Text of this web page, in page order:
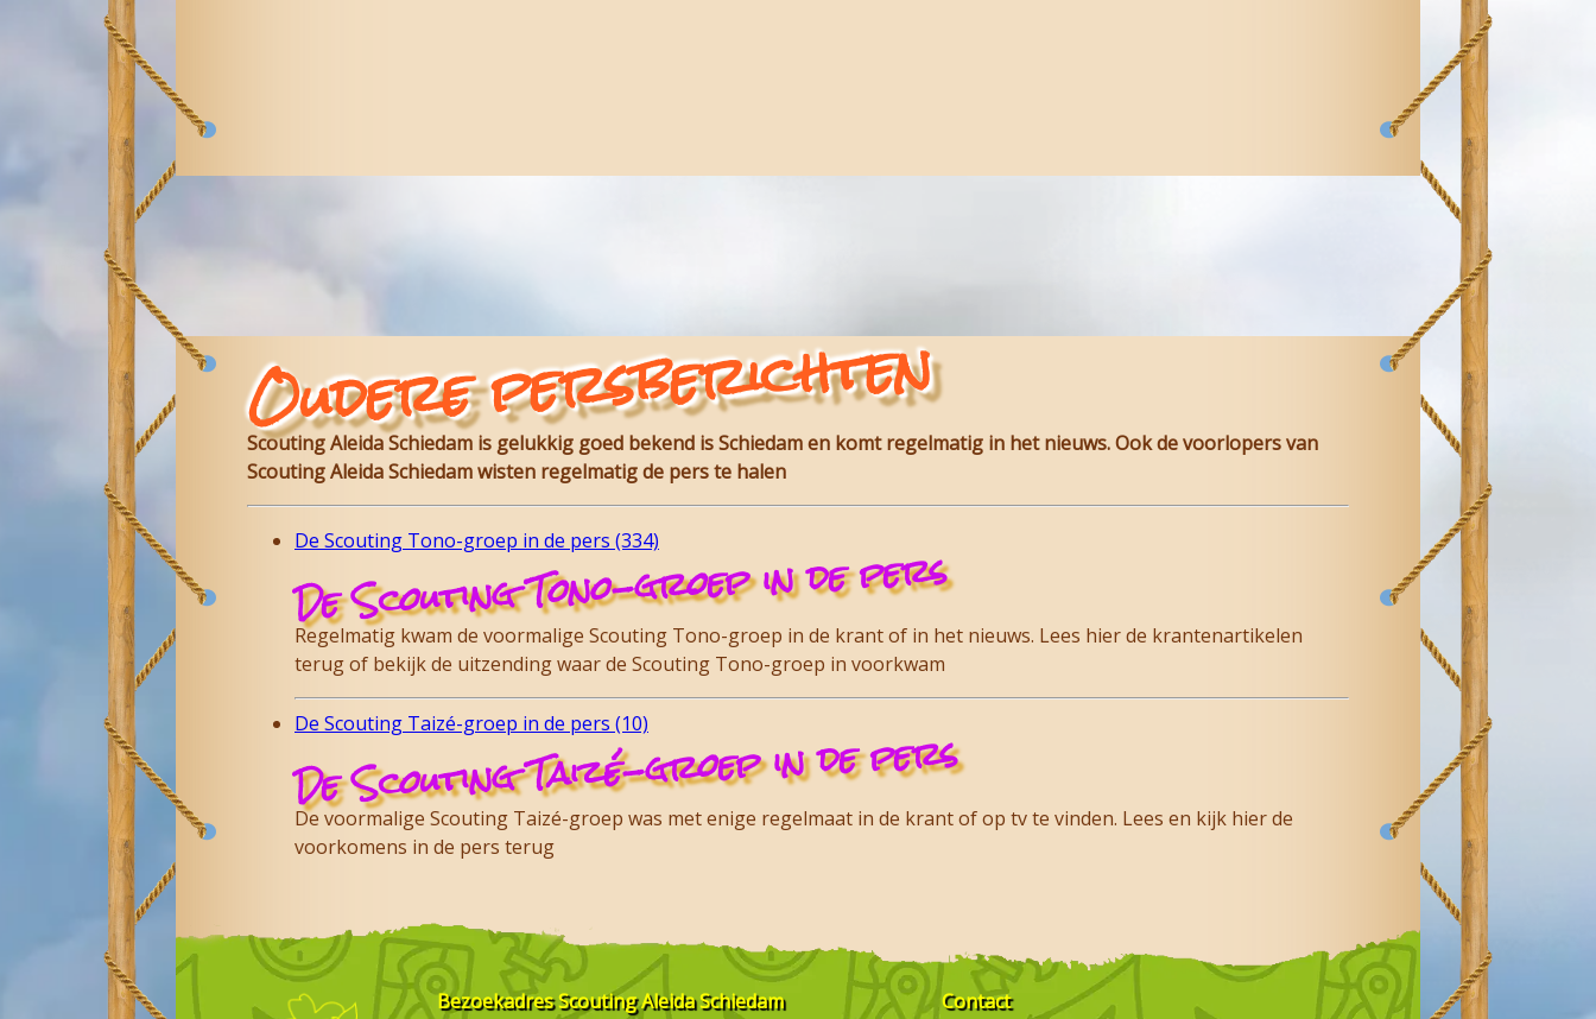
Oudere persberichten
Scouting Aleida Schiedam is gelukkig goed bekend is Schiedam en komt regelmatig in het nieuws. Ook de voorlopers van
Scouting Aleida Schiedam wisten regelmatig de pers te halen
De Scouting Tono-groep in de pers (334)
De Scouting Tono-groep in de pers
Regelmatig kwam de voormalige Scouting Tono-groep in de krant of in het nieuws. Lees hier de krantenartikelen
terug of bekijk de uitzending waar de Scouting Tono-groep in voorkwam
De Scouting Taizé-groep in de pers (10)
De Scouting Taizé-groep in de pers
De voormalige Scouting Taizé-groep was met enige regelmaat in de krant of op tv te vinden. Lees en kijk hier de
voorkomens in de pers terug
BezoekadresScouting Aleida Schiedam Contact